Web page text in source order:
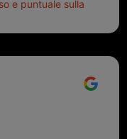
e puntuale sulla